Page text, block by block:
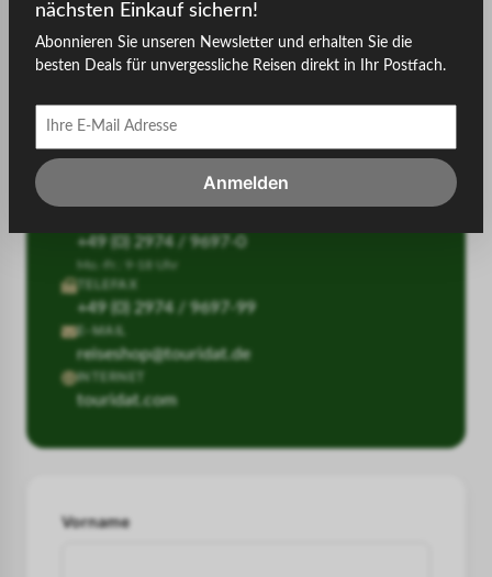
touriDat GmbH & Co.KG
Zum Hallenberg 2
57392 Schmallenberg / Bad Fredeburg
BESTELL-HOTLINE
+49 (0) 2974 / 9697-98
+49 (0) 2974 / 9697-0
Mo.-Fr.: 9-18 Uhr
TELEFAX
+49 (0) 2974 / 9697-99
E-MAIL
reiseshop@touridat.de
INTERNET
touridat.com
Vorname
nächsten Einkauf sichern!
Abonnieren Sie unseren Newsletter und erhalten Sie die
besten Deals für unvergessliche Reisen direkt in Ihr Postfach.
Anmelden